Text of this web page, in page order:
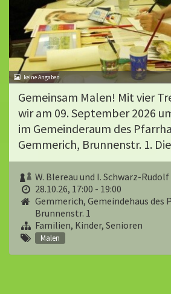
Gemeinsam Malen! Mit vier
wir am 09. September 2026
im Gemeinderaum des
Gemmerich, Brunnenstr. 1.
W. Blereau und I. Schwarz-Rudolf
28.10.26, 17:00 - 19:00
Gemmerich, Gemeindehaus des
Brunnenstr. 1
Familien, Kinder, Senioren
Malen